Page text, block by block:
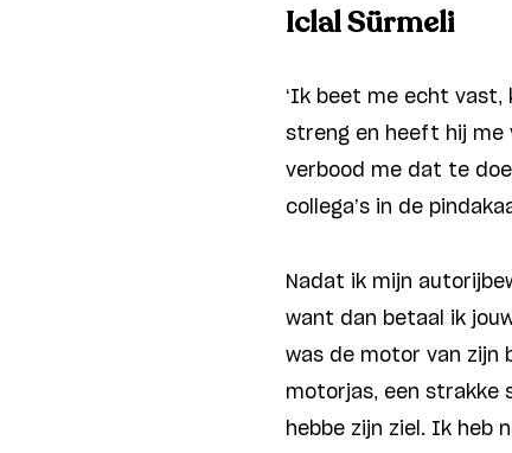
Iclal Sürmeli
‘Ik beet me echt vast,
streng en heeft hij me
verbood me dat te
collega’s in de
Nadat ik mijn
want dan betaal ik
was de motor van zijn
motorjas, een strakke
hebbe zijn ziel. Ik heb